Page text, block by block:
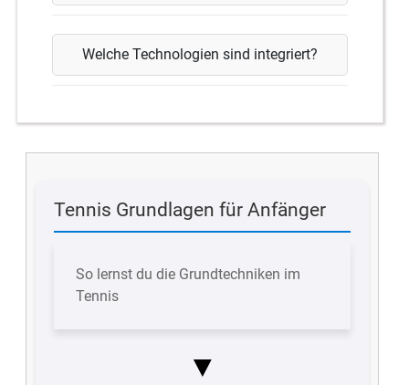
Welche Technologien sind integriert?
Tennis Grundlagen für Anfänger
So lernst du die Grundtechniken im
Tennis
▼